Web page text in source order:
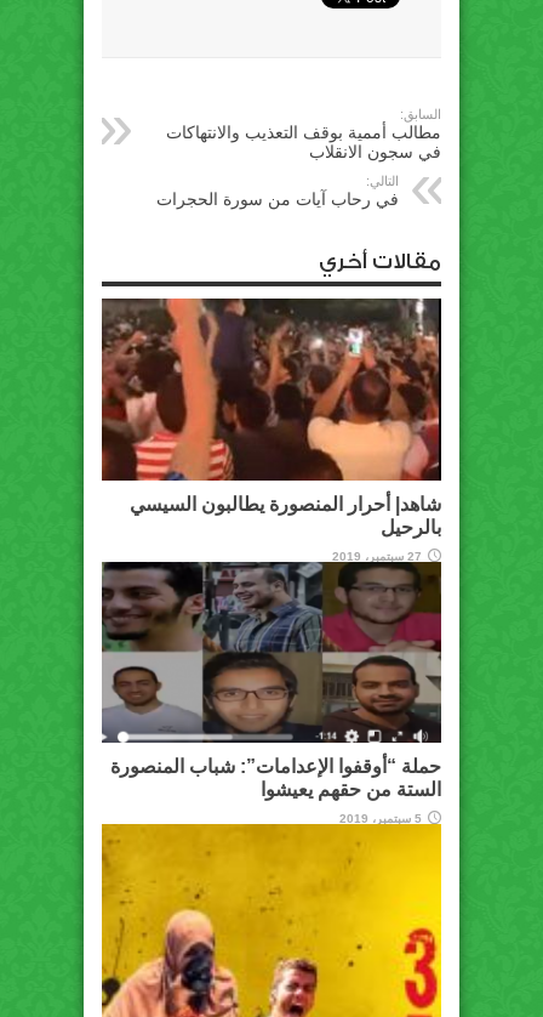
السابق:
مطالب أممية بوقف التعذيب والانتهاكات
في سجون الانقلاب
التالي:
في رحاب آيات من سورة الحجرات
مقالات أخري
شاهد| أحرار المنصورة يطالبون السيسي
بالرحيل
27 سبتمبر، 2019
حملة “أوقفوا الإعدامات”: شباب المنصورة
الستة من حقهم يعيشوا
5 سبتمبر، 2019